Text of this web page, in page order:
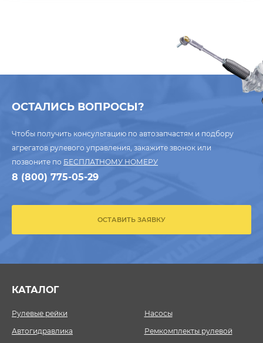
ОСТАЛИСЬ ВОПРОСЫ?
Чтобы получить консультацию по автозапчастям и подбору
агрегатов рулевого управления, закажите звонок или
позвоните по БЕСПЛАТНОМУ НОМЕРУ
8 (800) 775-05-29
ОСТАВИТЬ ЗАЯВКУ
КАТАЛОГ
Рулевые рейки
Насосы
Автогидравлика
Ремкомплекты рулевой